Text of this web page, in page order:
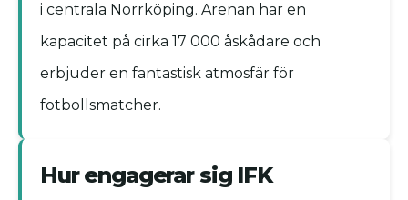
i centrala Norrköping. Arenan har en
kapacitet på cirka 17 000 åskådare och
erbjuder en fantastisk atmosfär för
fotbollsmatcher.
Hur engagerar sig IFK